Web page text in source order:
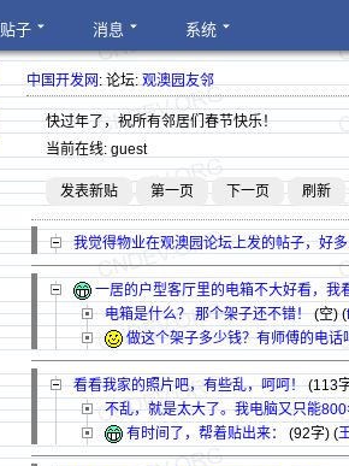
贴子 消息 系统
中国开发网: 论坛:观澳园友邻
快过年了，祝所有邻居们春节快乐！
当前在线: guest
发表新贴 第一页 下一页 刷新
我觉得物业在观澳园论坛上发的帖子，好
一居的户型客厅里的电箱不大好看，我
电箱是什么？ 那个架子还不错！(空) (
做这个架子多少钱？有师傅的电话
看看我家的照片吧，有些乱，呵呵！ (113
不乱，就是太大了。我电脑又只能
有时间了，帮着贴出来：
(92字) (